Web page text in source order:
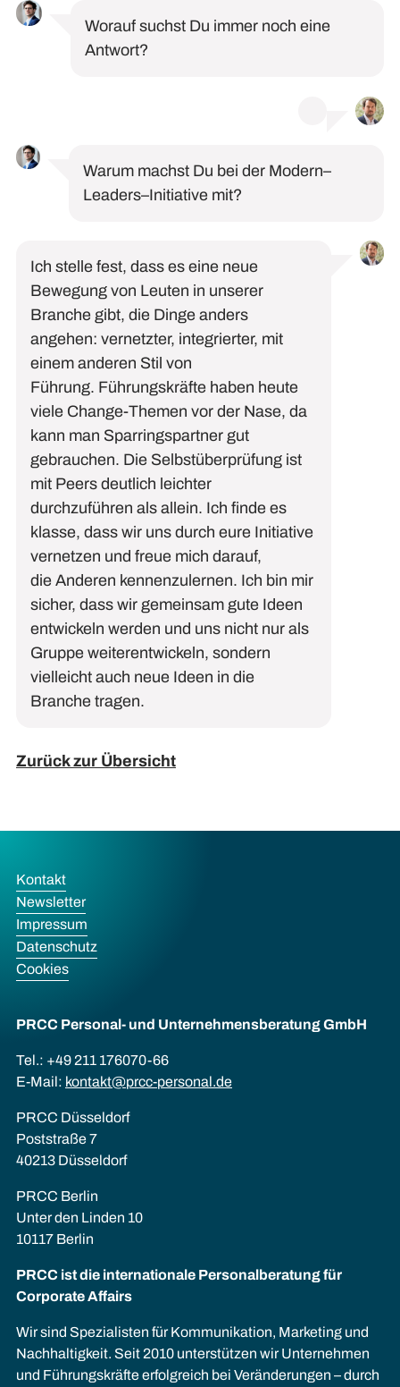
Worauf suchst Du immer noch eine
Antwort?
Warum machst Du bei der Modern–
Leaders–Initiative mit?
Ich stelle fest, dass es eine neue
Bewegung von Leuten in unserer
Branche gibt, die Dinge anders
angehen: vernetzter, integrierter, mit
einem anderen Stil von
Führung. Führungskräfte haben heute
viele Change-Themen vor der Nase, da
kann man Sparringspartner gut
gebrauchen. Die Selbstüberprüfung ist
mit Peers deutlich leichter
durchzuführen als allein. Ich finde es
klasse, dass wir uns durch eure Initiative
vernetzen und freue mich darauf,
die Anderen kennenzulernen. Ich bin mir
sicher, dass wir gemeinsam gute Ideen
entwickeln werden und uns nicht nur als
Gruppe weiterentwickeln, sondern
vielleicht auch neue Ideen in die
Branche tragen.
Zurück zur Übersicht
Kontakt
Newsletter
Impressum
Datenschutz
Cookies
PRCC Personal- und Unternehmens­beratung GmbH
Tel.: +49 211 176070-66
E-Mail: kontakt@prcc-personal.de
PRCC Düsseldorf
Poststraße 7
40213 Düsseldorf
PRCC Berlin
Unter den Linden 10
10117 Berlin
PRCC ist die internationale Personalberatung für
Corporate Affairs
Wir sind Spezialisten für Kommunikation, Marketing und
Nachhaltigkeit. Seit 2010 unterstützen wir Unternehmen
und Führungskräfte erfolgreich bei Veränderungen – durch